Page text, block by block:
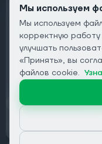
Подписаться на
Email
Мы используем
Мы используем
корректную
улучшать
«Принять», вы
файлов cookie.